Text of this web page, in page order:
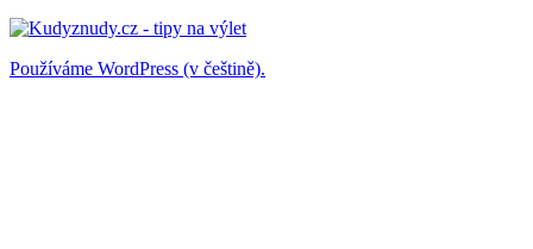
Používáme WordPress (v češtině).